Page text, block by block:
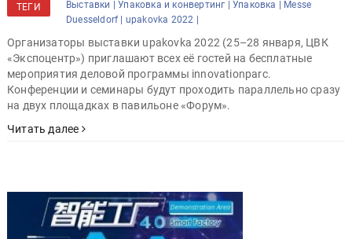
ТЕГИ Выставки | Упаковка и конвертинг | Упаковка |
Messe
Duesseldorf |
upakovka 2022 |
Организаторы выставки upakovka 2022 (25–28 января, ЦВК
«Экспоцентр») приглашают всех её гостей на бесплатные
мероприятия деловой программы innovationparc.
Конференции и семинары будут проходить параллельно сразу
на двух площадках в павильоне «Форум».
Читать далее